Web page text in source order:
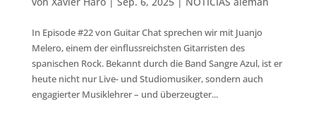
In Episode #22 von Guitar Chat sprechen wir mit Juanjo
Melero, einem der einflussreichsten Gitarristen des
spanischen Rock. Bekannt durch die Band Sangre Azul, ist er
heute nicht nur Live- und Studiomusiker, sondern auch
engagierter Musiklehrer – und überzeugter...